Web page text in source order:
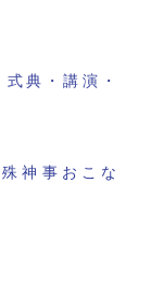
典・講演・
神事おこな